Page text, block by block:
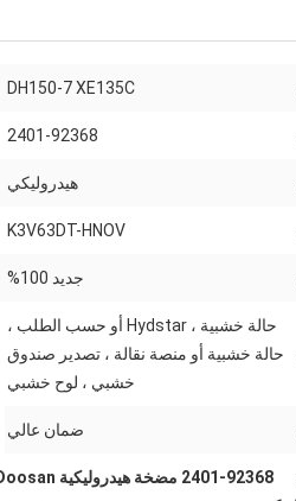
DH150-7 XE135C
2401-92368
هيدروليكي
K3V63DT-HNOV
جديد 100%
حالة خشبية ، Hydstar أو حسب الطلب ،
حالة خشبية أو منصة نقالة ، تصدير صندوق
خشبي ، لوح خشبي
ضمان عالي
2401-92368 مضخة هيدروليكية Doosan